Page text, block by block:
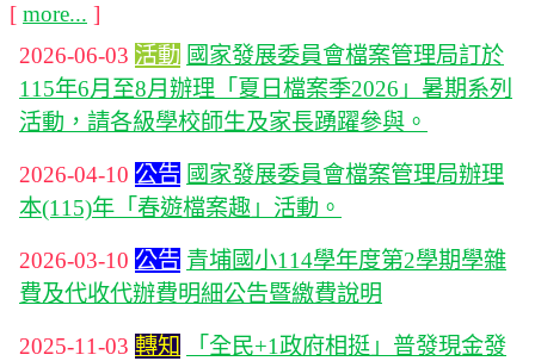
[ more... ]
2026-06-03 活動 國家發展委員會檔案管理局訂於
115年6月至8月辦理「夏日檔案季2026」暑期系列
活動，請各級學校師生及家長踴躍參與。
2026-04-10 公告 國家發展委員會檔案管理局辦理
本(115)年「春遊檔案趣」活動。
2026-03-10 公告 青埔國小114學年度第2學期學雜
費及代收代辦費明細公告暨繳費說明
2025-11-03 轉知
「全民+1政府相挺」普發現金發